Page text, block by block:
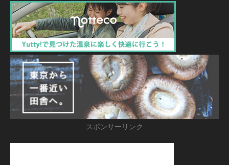
スポンサーリンク